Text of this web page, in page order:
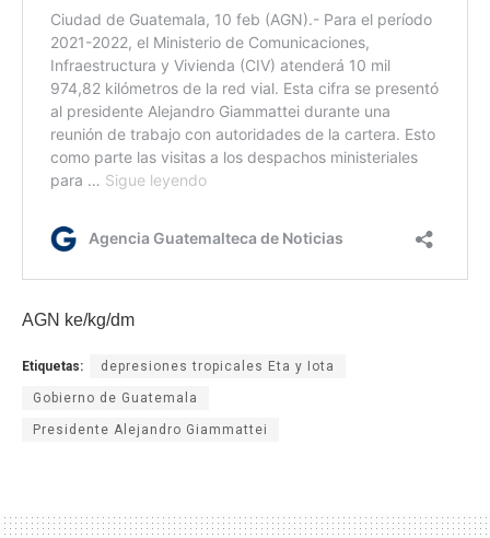
AGN ke/kg/dm
Etiquetas: depresiones tropicales Eta y Iota
Gobierno de Guatemala
Presidente Alejandro Giammattei